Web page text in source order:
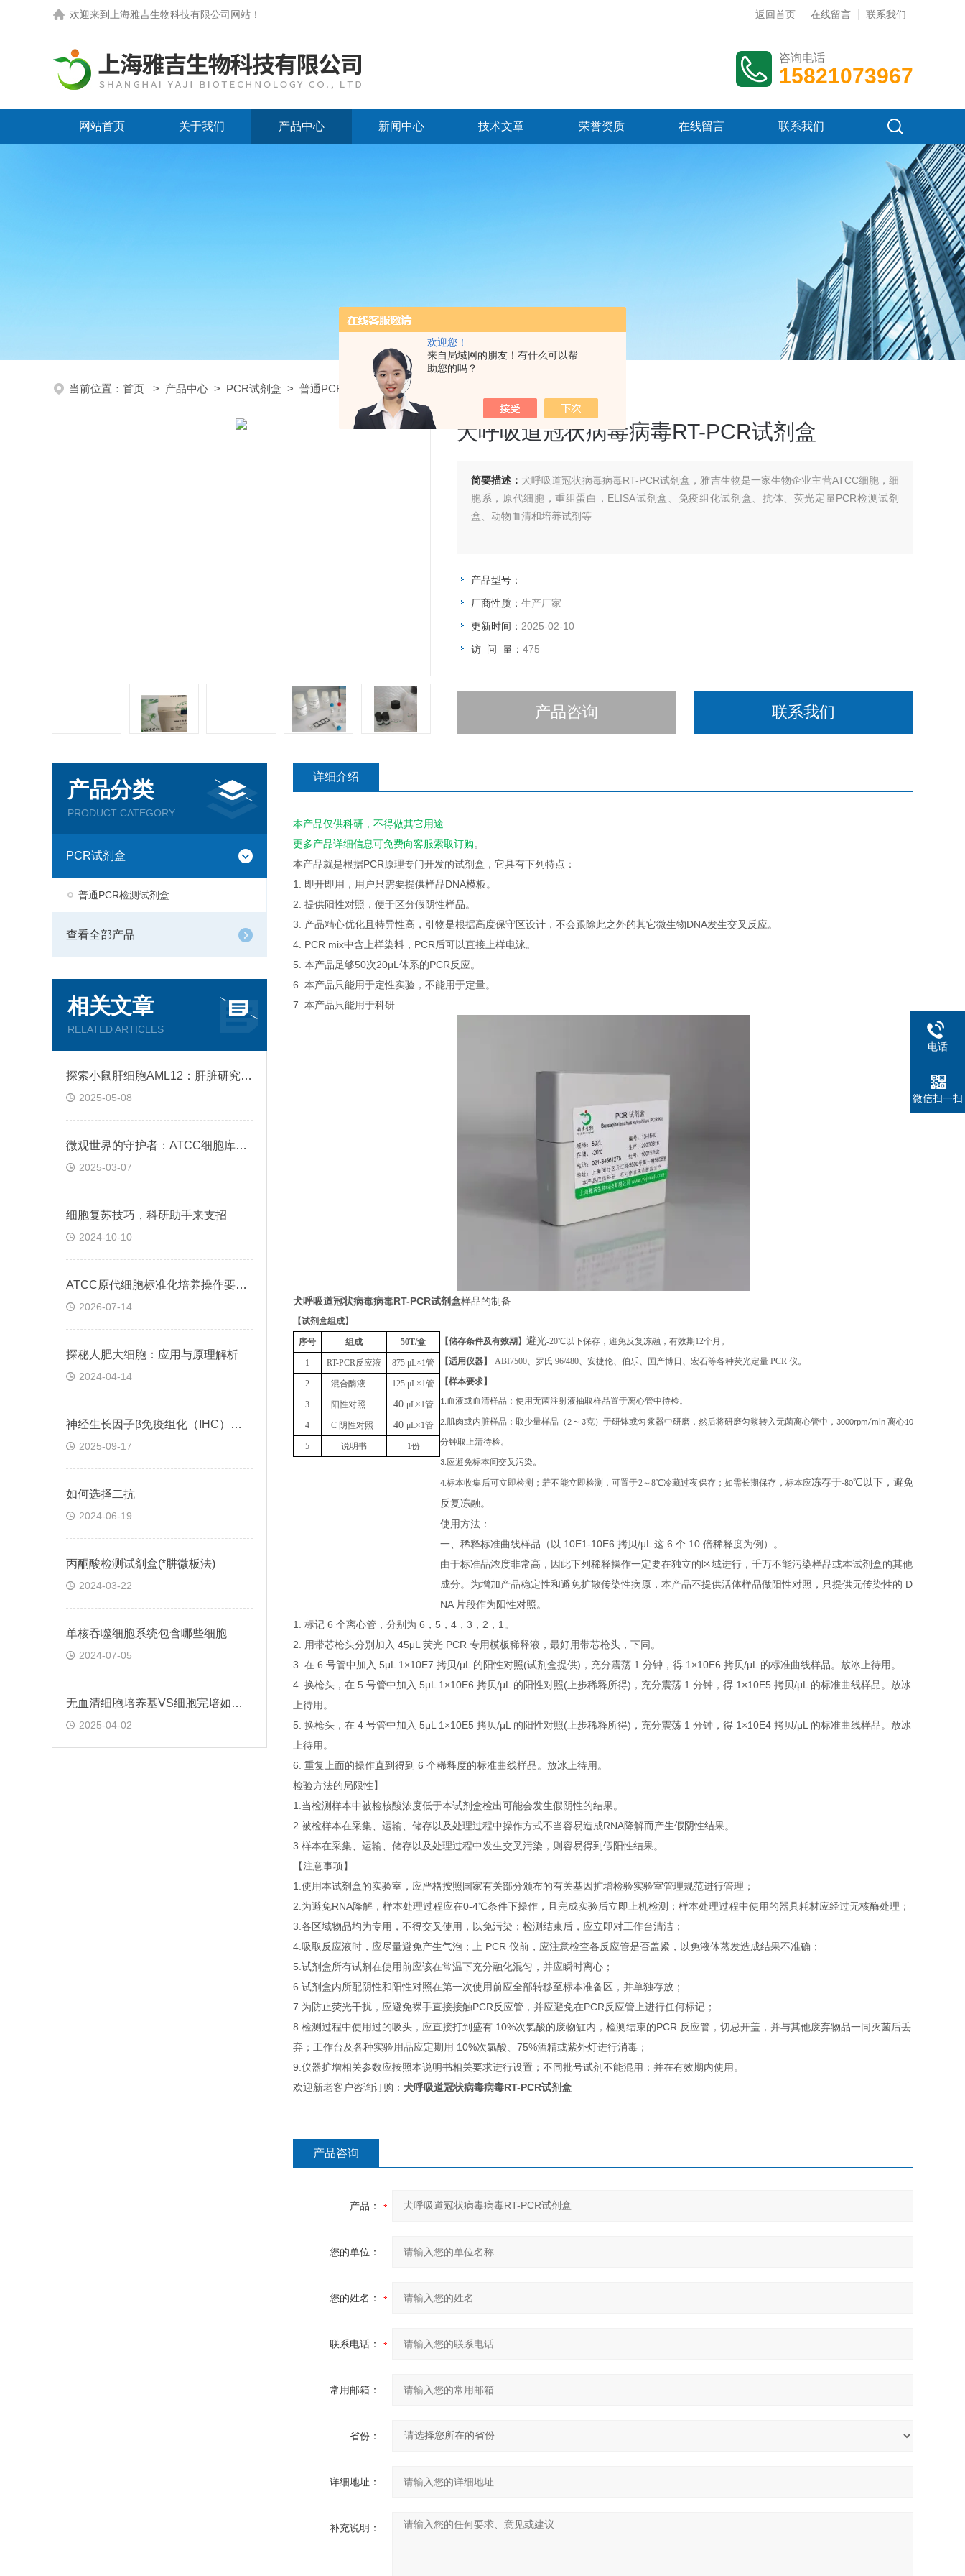
欢迎您！
来自局域网的朋友！有什么可以帮
助您的吗？
欢迎来到 上海雅吉生物科技有限公司网站 ！ 返回首页 在线留言 联系我们
咨询电话
15821073967
网站首页 关于我们 产品中心 新闻中心 技术文章 荣誉资质 在线留言 联系我们
当前位置： 首页 > 产品中心 > PCR试剂盒 > 普通PCR检测试剂盒> 犬呼吸道冠状病毒病毒RT-PCR试剂盒
犬呼吸道冠状病毒病毒RT-PCR试剂盒
简要描述： 犬呼吸道冠状病毒病毒RT-PCR试剂盒，雅吉生物是一家生物企业主营ATCC细胞，细
胞系，原代细胞，重组蛋白，ELISA试剂盒、免疫组化试剂盒、抗体、荧光定量PCR检测试剂
盒、动物血清和培养试剂等
产品型号：
厂商性质： 生产厂家
更新时间： 2025-02-10
访 问 量： 475
产品咨询 联系我们
产品分类
PRODUCT CATEGORY
PCR试剂盒
普通PCR检测试剂盒
查看全部产品
相关文章
RELATED ARTICLES
探索小鼠肝细胞AML12：肝脏研究的新窗口
2025-05-08
微观世界的守护者：ATCC细胞库的生命密码
2025-03-07
细胞复苏技巧，科研助手来支招
2024-10-10
ATCC原代细胞标准化培养操作要点与常见问题处理
2026-07-14
探秘人肥大细胞：应用与原理解析
2024-04-14
神经生长因子β免疫组化（IHC）试剂盒实验操作步骤
2025-09-17
如何选择二抗
2024-06-19
丙酮酸检测试剂盒(*肼微板法)
2024-03-22
单核吞噬细胞系统包含哪些细胞
2024-07-05
无血清细胞培养基VS细胞完培如何选择
2025-04-02
详细介绍
本产品仅供科研，不得做其它用途
更多产品详细信息可免费向客服索取订购。
本产品就是根据PCR原理专门开发的试剂盒，它具有下列特点：
1. 即开即用，用户只需要提供样品DNA模板。
2. 提供阳性对照，便于区分假阴性样品。
3. 产品精心优化且特异性高，引物是根据高度保守区设计，不会跟除此之外的其它微生物DNA发生交叉反应。
4. PCR mix中含上样染料，PCR后可以直接上样电泳。
5. 本产品足够50次20μL体系的PCR反应。
6. 本产品只能用于定性实验，不能用于定量。
7. 本产品只能用于科研
犬呼吸道冠状病毒病毒RT-PCR试剂盒样品的制备
【试剂盒组成】
序号 组成 50T/盒
1 RT-PCR反应液 875 μL×1管
2 混合酶液 125 μL×1管
3 阳性对照 40 μL×1管
4 C 阴性对照 40 μL×1管
5 说明书 1份
【储存条件及有效期】 避光-20℃以下保存，避免反复冻融，有效期12个月。
【适用仪器】
ABI7500、罗氏 96/480、安捷伦、伯乐、国产博日、宏石等各种荧光定量 PCR 仪。
【样本要求】
1.血液或血清样品：使用无菌注射液抽取样品置于离心管中待检。
2.肌肉或内脏样品：取少量样品（2 ～3克）于研钵或匀浆器中研磨，然后将研磨匀浆转入无菌离心管中，3000rpm/min 离心10
分钟取上清待检。
3.应避免标本间交叉污染。
4.标本收集后可立即检测；若不能立即检测，可置于2～8℃冷藏过夜保存；如需长期保存，标本应冻存于-80℃ 以下，避免
反复冻融。
使用方法：
一、稀释标准曲线样品（以 10E1-10E6 拷贝/μL 这 6 个 10 倍稀释度为例）。
由于标准品浓度非常高，因此下列稀释操作一定要在独立的区域进行，千万不能污染样品或本试剂盒的其他
成分。为增加产品稳定性和避免扩散传染性病原，本产品不提供活体样品做阳性对照，只提供无传染性的 D
NA 片段作为阳性对照。
1. 标记 6 个离心管，分别为 6，5，4，3，2，1。
2. 用带芯枪头分别加入 45μL 荧光 PCR 专用模板稀释液，最好用带芯枪头，下同。
3. 在 6 号管中加入 5μL 1×10E7 拷贝/μL 的阳性对照(试剂盒提供)，充分震荡 1 分钟，得 1×10E6 拷贝/μL 的标准曲线样品。放冰上待用。
4. 换枪头，在 5 号管中加入 5μL 1×10E6 拷贝/μL 的阳性对照(上步稀释所得)，充分震荡 1 分钟，得 1×10E5 拷贝/μL 的标准曲线样品。放冰
上待用。
5. 换枪头，在 4 号管中加入 5μL 1×10E5 拷贝/μL 的阳性对照(上步稀释所得)，充分震荡 1 分钟，得 1×10E4 拷贝/μL 的标准曲线样品。放冰
上待用。
6. 重复上面的操作直到得到 6 个稀释度的标准曲线样品。放冰上待用。
检验方法的局限性】
1.当检测样本中被检核酸浓度低于本试剂盒检出可能会发生假阴性的结果。
2.被检样本在采集、运输、储存以及处理过程中操作方式不当容易造成RNA降解而产生假阴性结果。
3.样本在采集、运输、储存以及处理过程中发生交叉污染，则容易得到假阳性结果。
【注意事项】
1.使用本试剂盒的实验室，应严格按照国家有关部分颁布的有关基因扩增检验实验室管理规范进行管理；
2.为避免RNA降解，样本处理过程应在0-4℃条件下操作，且完成实验后立即上机检测；样本处理过程中使用的器具耗材应经过无核酶处理；
3.各区域物品均为专用，不得交叉使用，以免污染；检测结束后，应立即对工作台清洁；
4.吸取反应液时，应尽量避免产生气泡；上 PCR 仪前，应注意检查各反应管是否盖紧，以免液体蒸发造成结果不准确；
5.试剂盒所有试剂在使用前应该在常温下充分融化混匀，并应瞬时离心；
6.试剂盒内所配阴性和阳性对照在第一次使用前应全部转移至标本准备区，并单独存放；
7.为防止荧光干扰，应避免裸手直接接触PCR反应管，并应避免在PCR反应管上进行任何标记；
8.检测过程中使用过的吸头，应直接打到盛有 10%次氯酸的废物缸内，检测结束的PCR 反应管，切忌开盖，并与其他废弃物品一同灭菌后丢
弃；工作台及各种实验用品应定期用 10%次氯酸、75%酒精或紫外灯进行消毒；
9.仪器扩增相关参数应按照本说明书相关要求进行设置；不同批号试剂不能混用；并在有效期内使用。
欢迎新老客户咨询订购： 犬呼吸道冠状病毒病毒RT-PCR试剂盒
产品咨询
产品：
您的单位：
您的姓名：
联系电话：
常用邮箱：
省份：
详细地址：
补充说明：
电话
微信扫一扫